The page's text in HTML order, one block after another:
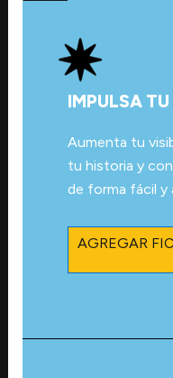
IMPULSA
Aumenta tu
tu historia y
de forma fácil y
AGREGAR